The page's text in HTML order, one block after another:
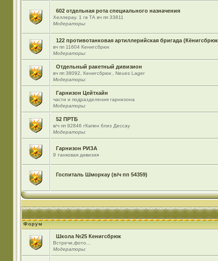
602 отдельная рота специального назначения
Хеллерау. 1 гв ТА вч пп 33811
Модераторы:
122 противотанковая артиллерийская бригада
вч пп 11604 Кенигсбрюк
Модераторы:
Отдельный ракетный дивизион
вч пп 38092, Кенигсбрюк , Neues Lager
Модераторы:
Гарнизон Цейтхайн
части и подразделения гарнизона
Модераторы:
52 ПРТБ
в/ч пп 92846 гКапен близ Дессау
Модераторы:
Гарнизон РИЗА
9 танковая дивизия
Госпиталь Шморкау (в/ч пп 54359)
Форум
Школа №25 Кенигсбрюк
Встречи,фото...
Модераторы: